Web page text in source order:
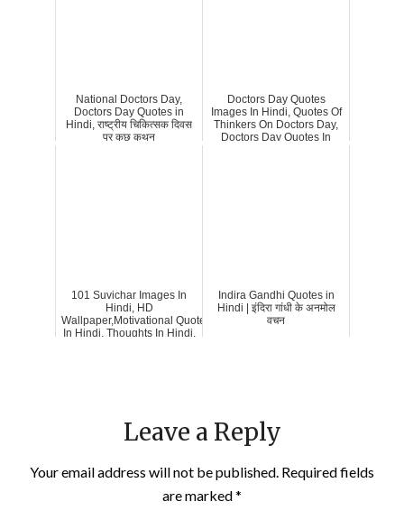
National Doctors Day,
Doctors Day Quotes in
Hindi, राष्ट्रीय चिकित्सक दिवस
पर कुछ कथन
Doctors Day Quotes
Images In Hindi, Quotes Of
Thinkers On Doctors Day,
Doctors Day Quotes In
101 Suvichar Images In
Hindi, HD
Wallpaper,Motivational Quotes
In Hindi, Thoughts In Hindi,
Indira Gandhi Quotes in
Hindi | इंदिरा गांधी के अनमोल
वचन
Leave a Reply
Your email address will not be published. Required fields
are marked*